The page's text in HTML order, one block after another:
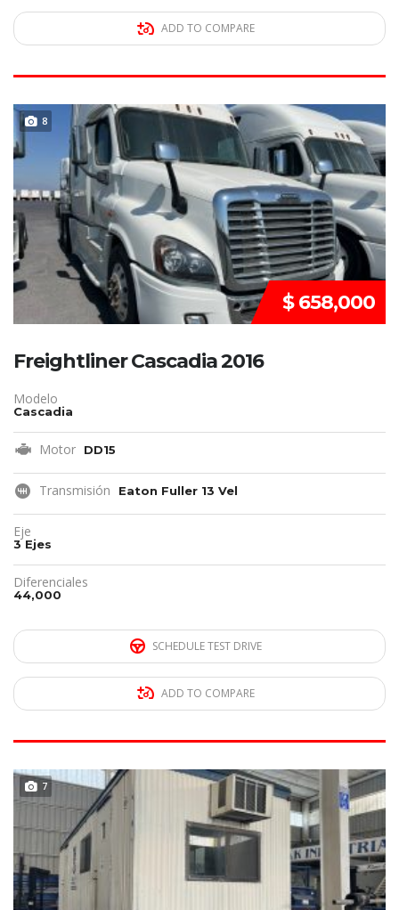
ADD TO COMPARE
8 DISPONIBLE
$ 658,000
Freightliner Cascadia 2016
Modelo
Cascadia
Motor DD15
Transmisión Eaton Fuller 13 Vel
Eje
3 Ejes
Diferenciales
44,000
SCHEDULE TEST DRIVE
ADD TO COMPARE
7 DISPONIBLE